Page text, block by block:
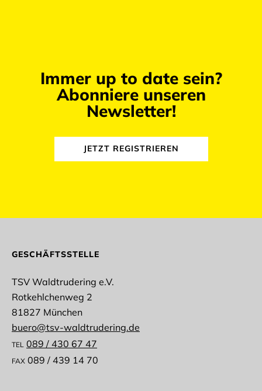
Immer up to date sein?
Abonniere unseren
Newsletter!
JETZT REGISTRIEREN
Anrede
GESCHÄFTSSTELLE
TSV Waldtrudering e.V.
Rotkehlchenweg 2
81827 München
buero@tsv-waldtrudering.de
TEL 089 / 430 67 47
FAX 089 / 439 14 70